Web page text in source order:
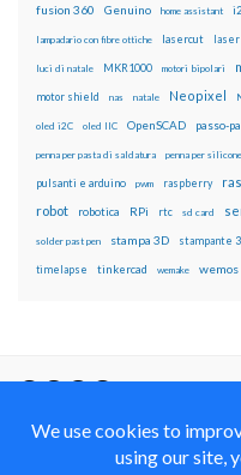
fusion 360 Genuino home assistant
lampadario con fibre ottiche lasercut laser
luci di natale MKR1000 motori bipolari
motor shield nas natale Neopixel
oled i2C oled IIC OpenSCAD passo-
penna per pasta di saldatura penna per
pulsanti e arduino pwm raspberry
robot robotica RPi rtc sd card
solder past pen stampa 3D stampante
timelapse tinkercad wemake wemos
Alike 4.0 International